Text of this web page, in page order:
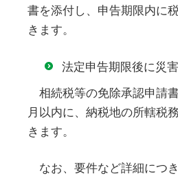
書を添付し、申告期限内に
きます。
法定申告期限後に災
相続税等の免除承認申請
月以内に、納税地の所轄税
きます。
なお、要件など詳細につ